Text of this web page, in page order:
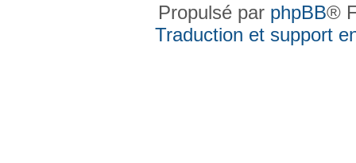
Propulsé par phpBB®
Traduction et support